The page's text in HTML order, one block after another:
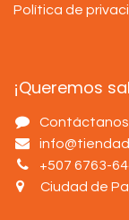
Política de
¡Queremos
Contáctanos
+507 6763-
Ciudad de